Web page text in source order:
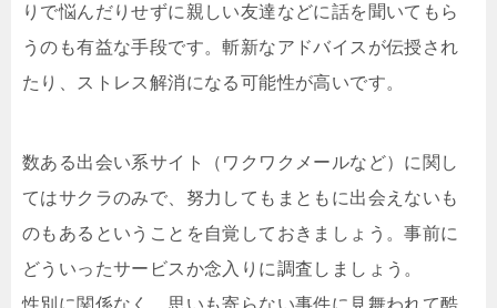
りで悩んだりせずに親しい友達などに話を聞いてもら
うのも有益な手段です。斬新なアドバイスが伝授され
たり、ストレス解消になる可能性が高いです。
数ある出会い系サイト（ワクワクメールなど）に関し
てはサクラのみで、努力してもまともに出会えないも
のもあるということを自覚しておきましょう。事前に
どういったサービスか念入りに調査しましょう。
性別に関係なく、思いも寄らない事件に見舞われて酷